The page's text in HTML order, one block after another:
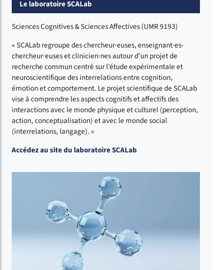
Le laboratoire SCALab
Sciences Cognitives & Sciences Affectives (UMR 9193)
« SCALab regroupe des chercheur·euses, enseignant·es-
chercheur·euses et clinicien·nes autour d’un projet de
recherche commun centré sur l’étude expérimentale et
neuroscientifique des interrelations entre cognition,
émotion et comportement. Le projet scientifique de SCALab
vise à comprendre les aspects cognitifs et affectifs des
interactions avec le monde physique et culturel (perception,
action, conceptualisation) et avec le monde social
(interrelations, langage). »
Accédez au site du laboratoire SCALab